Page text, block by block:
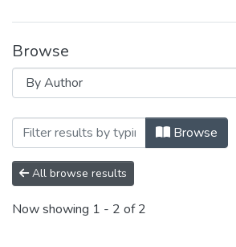
Browse
Browsing Artículos by
Browse
All browse results
Now showing 1 - 2 of 2